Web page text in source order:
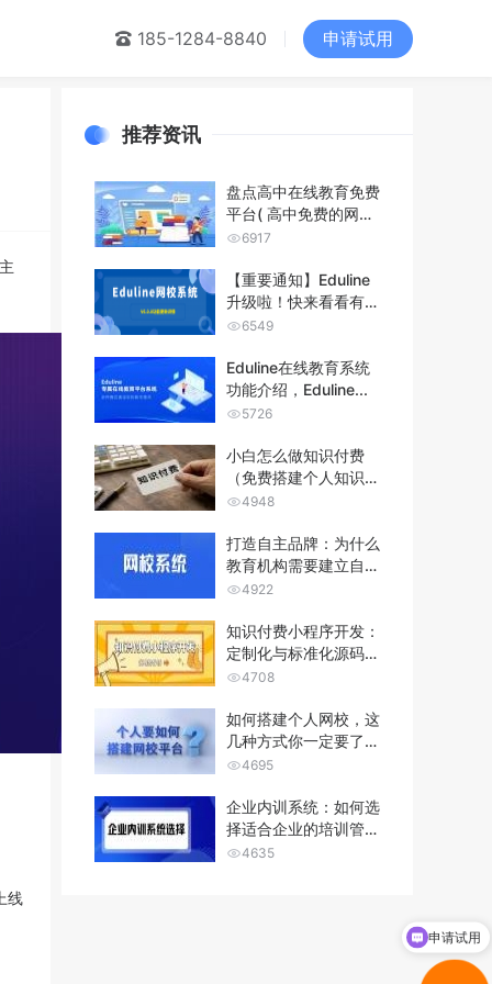
185-1284-8840 申请试用
申请试用
线
推荐资讯
盘点高中在线教育免费
平台( 高中免费的网课
平台分享...
6917
【重要通知】Eduline
升级啦！快来看看有没
有你...
6549
Eduline在线教育系统
功能介绍，Eduline...
5726
小白怎么做知识付费
（免费搭建个人知识付
费平台）
4948
打造自主品牌：为什么
教育机构需要建立自己
的网校系统...
4922
知识付费小程序开发：
定制化与标准化源码的
优劣势分析...
4708
如何搭建个人网校，这
几种方式你一定要了
解！4695
企业内训系统：如何选
择适合企业的培训管理
软件？
4635